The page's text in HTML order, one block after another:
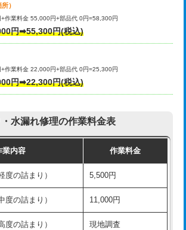
（厚さ10㎝まで）
（厚さ10㎝超え）
さ10㎝まで）
さ10㎝超え）
16,500円
現場見積
までの価格です。
（壁付・デッキ
栓（壁付・デッキ
16,500円+材料費
栓・排水トラップ
他部品） 11,000円+材料費
水栓） 13,200円
合水栓） 16,500円
水器・分岐水栓） 16,500円
ール加工) 16,500円
）
作業料金 55,000円+部品代 0円=58,300円
円➡55,300円(税込)
作業料金 22,000円+部品代 0円=25,300円
円➡22,300円(税込)
水漏れ修理の作業料金表
業内容 作業料金
度の詰まり） 5,500円
度の詰まり） 11,000円
度の詰まり） 現地調査